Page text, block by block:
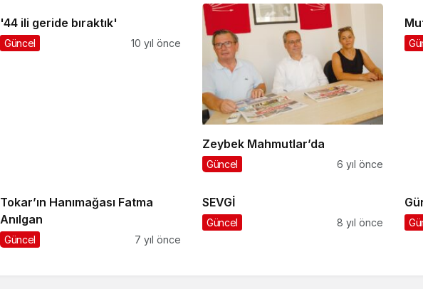
'44 ili geride bıraktık'
Güncel 10 yıl önce
Zeybek Mahmutlar’da
Güncel 6 yıl önce
Tokar’ın Hanımağası Fatma
Anılgan
Güncel 7 yıl önce
SEVGİ
Güncel 8 yıl önce